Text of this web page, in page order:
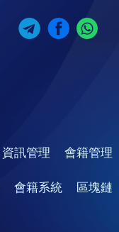
資訊管理 會籍管理
會籍系統 區塊鏈